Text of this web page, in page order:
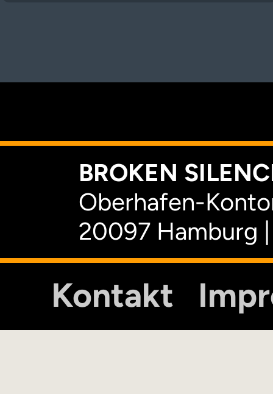
BROKEN
Oberhafen-
20097 Hamburg
Kontakt